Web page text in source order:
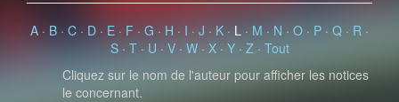
A · B · C · D · E · F · G · H · I · J · K · L · M · N · O · P · Q · R ·
S· T· U · V· W· X· Y· Z · Tout
Cliquez sur le nom de l'auteur pour afficher les notices
le concernant.